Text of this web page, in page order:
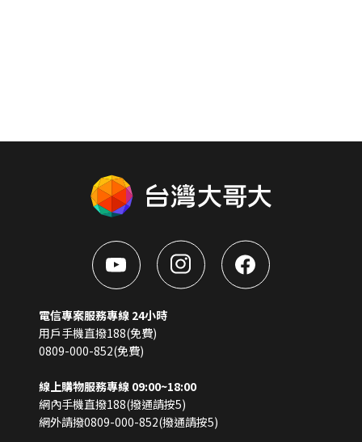
電信專案服務專線 24小時
用戶手機直撥188(免費)
0809-000-852(免費)
線上購物服務專線 09:00~18:00
網內手機直撥188(撥通請按5)
網外請撥0809-000-852(撥通請按5)